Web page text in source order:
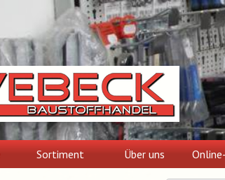
Sortiment Über uns